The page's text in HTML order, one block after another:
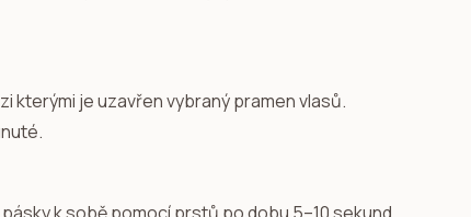
kterými je uzavřen vybraný pramen vlasů.